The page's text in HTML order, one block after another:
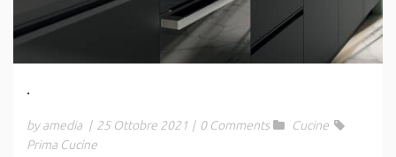
.
by amedia | 25 Ottobre 2021 | 0 Comments
Cucine
Prima Cucine